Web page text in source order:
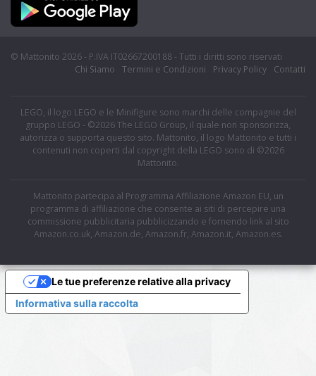
© Mattonito 2026 - P.IVA IT02667200188 - Tutti i diritti sono riservati
Chi Siamo
Termini e Condizioni Privacy Policy Contatti
LEGO, il logo LEGO e le Minifigure sono marchi delle compagnie del
gruppo LEGO - ©2026 The LEGO Group, il quale non sponsorizza,
autorizza o supporta questo sito. Mattonito, il logo Mattonito e tutti i
contenuti non coperti dal copyright della LEGO sono di ©2026
Mattonito.
Mattonito partecipa al Programma Affiliazione Amazon EU, un
programma di affiliazione che consente ai siti di percepire una
commissione pubblicitaria pubblicizzando e fornendo link al sito
Amazon.co.uk, Amazon.de, Amazon.fr, Amazon.it, Amazon.es.
Informativa sulla raccolta
Le tue preferenze relative alla privacy